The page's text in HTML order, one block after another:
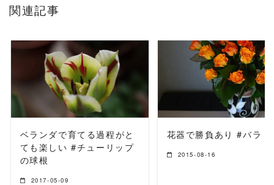
関連記事
READ MORE
ベランダで育てる過程がと
ても楽しい #チューリップ
の球根
2017-05-09
READ MORE
花器で勝負あり #バラ
2015-08-16